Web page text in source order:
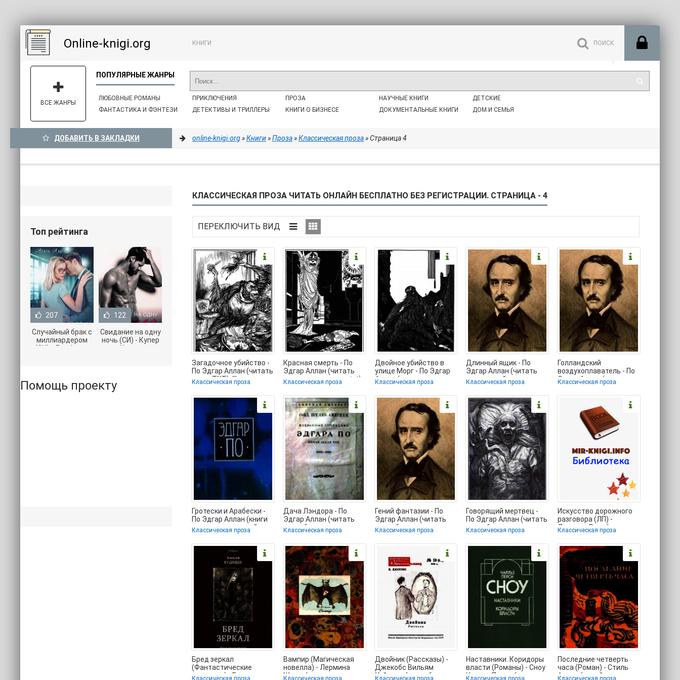
Online-knigi.org КНИГИ
ЛЮБОВНЫЕ РОМАНЫ
ФАНТАСТИКА И ФЭНТЕЗИ
ПРИКЛЮЧЕНИЯ
ДЕТЕКТИВЫ И ТРИЛЛЕРЫ
ПРОЗА
КНИГИ О БИЗНЕСЕ
НАУЧНЫЕ КНИГИ
ДОКУМЕНТАЛЬНЫЕ КНИГИ
ДЕТСКИЕ
ДОМ И СЕМЬЯ
ВСЕ ЖАНРЫ
ДОБАВИТЬ В ЗАКЛАДКИ online-knigi.org»Книги»Проза»Классическая проза» Страница 4
КЛАССИЧЕСКАЯ ПРОЗА ЧИТАТЬ ОНЛАЙН БЕСПЛАТНО БЕЗ РЕГИСТРАЦИИ. СТРАНИЦА - 4
Загадочное убийство -
По Эдгар Аллан (читать
книги TXT) 📗
Классическая проза
Красная смерть - По
Эдгар Аллан (читать
книги регистрация txt)
Классическая проза
Двойное убийство в
улице Морг - По Эдгар
Аллан (чтение книг
Классическая проза
Длинный ящик - По
Эдгар Аллан (читать
книги онлайн полные
версии .TXT) 📗
Классическая проза
Голландский
воздухоплаватель - По
Эдгар Аллан (читать
книги онлайн без .TXT)
📗
Классическая проза
Гротески и Арабески -
По Эдгар Аллан (книги
регистрация онлайн
Классическая проза
Дача Лэндора - По
Эдгар Аллан (читать
книги без регистрации
полные TXT) 📗
Классическая проза
Гений фантазии - По
Эдгар Аллан (читать
книги без регистрации
Классическая проза
Говорящий мертвец -
По Эдгар Аллан (читать
книги бесплатно
полностью без
Классическая проза
Искусство дорожного
разговора (ЛП) -
Ларднер Ринг (читать
книги полностью без
Классическая проза
Бред зеркал
(Фантастические
рассказы) - Будищев
Классическая проза
Вампир (Магическая
новелла) - Лермина
Жюль (читать книги
Классическая проза
Двойник (Рассказы) -
Джекобс Вильям
Уаймарк (книги без
Классическая проза
Наставники. Коридоры
власти (Романы) - Сноу
Чарльз Перси (читать
Классическая проза
Последние четверть
часа (Роман) - Стиль
Андре (онлайн книги
Классическая проза
Топ рейтинга
207
Случайный брак с
миллиардером
(СИ) - Лав Агата
122
Свидание на одну
ночь (СИ) - Купер
Хелен
Помощь проекту